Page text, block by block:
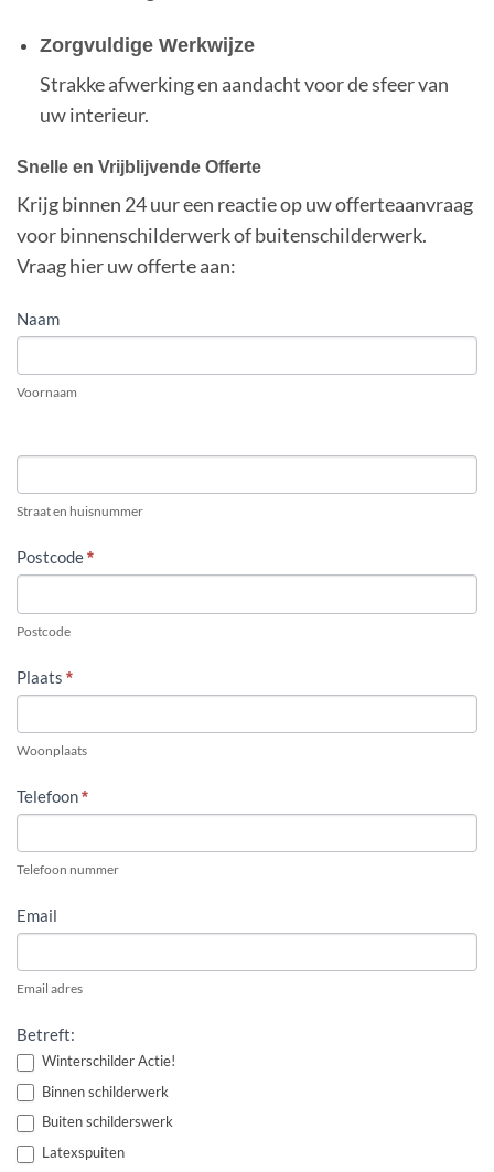
Zorgvuldige Werkwijze
Strakke afwerking en aandacht voor de sfeer van
uw interieur.
Snelle en Vrijblijvende Offerte
Krijg binnen 24 uur een reactie op uw offerteaanvraag
voor binnenschilderwerk of buitenschilderwerk.
Vraag hier uw offerte aan:
OFFERTE
AANVRAGEN
VRIJBLIJVEND
EN
Naam
Voornaam
Straat en huisnummer
Postcode*
Postcode
Plaats *
Woonplaats
Telefoon*
Telefoon nummer
Email
Email adres
Betreft:
Winterschilder Actie!
Binnen schilderwerk
Buiten schilderswerk
Latexspuiten